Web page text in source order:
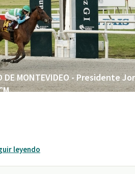
DE MONTEVIDEO - Presidente
leyendo